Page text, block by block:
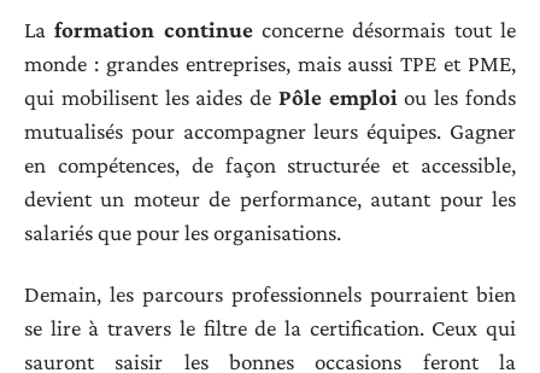
Laformation continueconcerne désormais tout le
monde : grandes entreprises, mais aussi TPE et PME,
qui mobilisent les aides de Pôle emploiou les fonds
mutualisés pour accompagner leurs équipes. Gagner
en compétences, de façon structurée et accessible,
devient un moteur de performance, autant pour les
salariés que pour les organisations.
Demain, les parcours professionnels pourraient bien
se lire à travers le filtre de la certification. Ceux qui
sauront saisir les bonnes occasions feront la